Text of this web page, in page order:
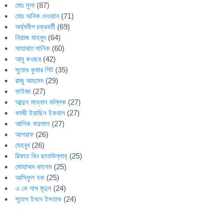
মোঃ মুসা (87)
মোঃ অনিক দেওয়ান (71)
অর্ঘ্যদীপ চক্রবর্তী (69)
নিয়াজ মাহমুদ(64)
সাহাদাত মানিক (60)
আবু কওছর (42)
সুবোধ কুমার শিট (35)
রাজু আহমেদ(29)
ফাইজা (27)
আব্দুল মান্নান মল্লিক (27)
কাজী ইয়াছিন ইকবাল (27)
আশিক ফয়সাল (27)
আশরাফ (26)
মেহবুব (26)
রিফাত বিন ছানাউল্লাহ্ (25)
মোহাম্মদ কাশেম (25)
আসিফুল হক (25)
এ কে দাস মৃদুল (24)
সুহেল ইবনে ইসহাক (24)